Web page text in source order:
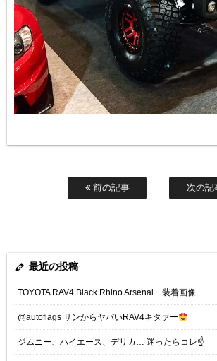
前の記事 次の記
最近の投稿
TOYOTA RAV4 Black Rhino Arsenal 装着画像
@autoflags サンからヤバいRAV4キタァー
ジムニー、ハイエース、デリカ… 迷ったらコレ☝️